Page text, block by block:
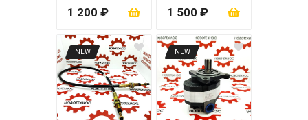
1 200 ₽ 1 500 ₽
NEW NEW